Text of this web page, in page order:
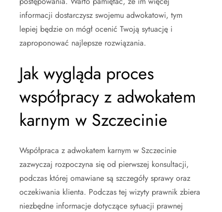
informacji dostarczysz swojemu adwokatowi, tym
lepiej będzie on mógł ocenić Twoją sytuację i
zaproponować najlepsze rozwiązania.
Jak wygląda proces
współpracy z adwokatem
karnym w Szczecinie
Współpraca z adwokatem karnym w Szczecinie
zazwyczaj rozpoczyna się od pierwszej konsultacji,
podczas której omawiane są szczegóły sprawy oraz
oczekiwania klienta. Podczas tej wizyty prawnik zbiera
niezbędne informacje dotyczące sytuacji prawnej